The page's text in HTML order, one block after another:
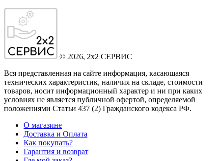
© 2026, 2x2 СЕРВИС
Вся представленная на сайте информация, касающаяся
технических характеристик, наличия на складе, стоимости
товаров, носит информационный характер и ни при каких
условиях не является публичной офертой, определяемой
положениями Статьи 437 (2) Гражданского кодекса РФ.
О магазине
Доставка и Оплата
Как покупать?
Гарантия и возврат